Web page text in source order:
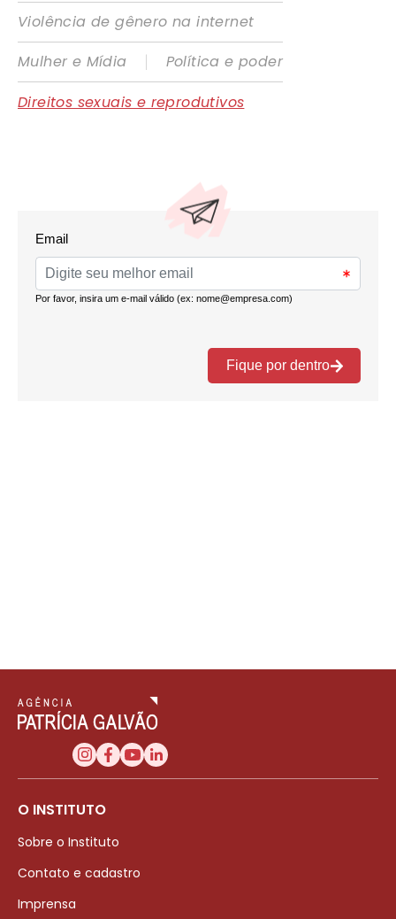
Violência de gênero na internet
Mulher e Mídia
|
Política e poder
Direitos sexuais e reprodutivos
O INSTITUTO
Sobre o Instituto
Contato e cadastro
Imprensa